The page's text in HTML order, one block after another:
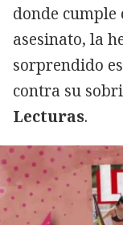
donde cumple
asesinato, la
sorprendido
contra su
Lecturas.